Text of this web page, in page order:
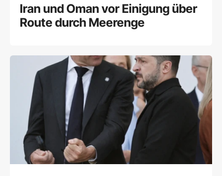
Iran und Oman vor Einigung über
Route durch Meerenge